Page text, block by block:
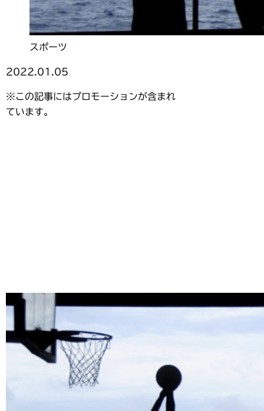
スポーツ
2022.01.05
※この記事にはプロモーションが含まれ
ています。